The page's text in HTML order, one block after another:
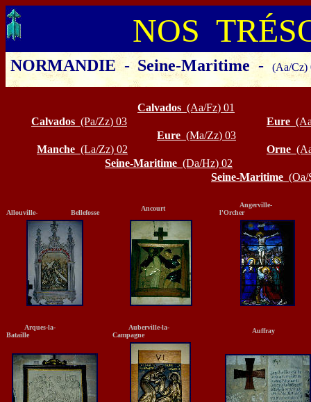
NOS
NORMANDIE - Seine-Maritime - (Aa/Cz)
Cliquer sur le département ou
Calvados (Aa/Fz) 01
Calvados (Pa/Zz) 03 Eure
Eure (Ma/Zz) 03
Manche (La/Zz) 02 Orne
Seine-Maritime (Da/Hz) 02
Seine-Maritime (Oa/
Allouville- Bellefosse
Ancourt
Angerville-
l'Orcher
Arques-la-
Bataille
Auberville-la-
Campagne
Auffray